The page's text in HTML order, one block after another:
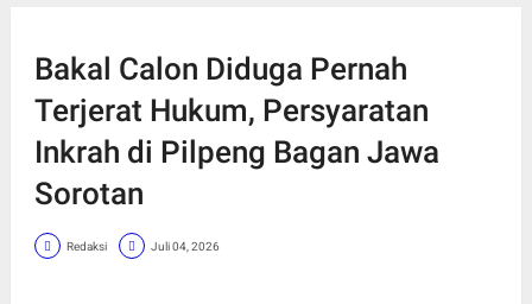
Bakal Calon Diduga Pernah
Terjerat Hukum, Persyaratan
Inkrah di Pilpeng Bagan Jawa
Sorotan
Redaksi Juli 04, 2026